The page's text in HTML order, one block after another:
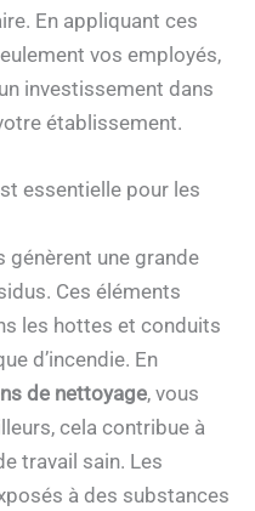
En appliquant ces
vos employés,
investissement dans
établissement.
essentielle pour les
génèrent une grande
Ces éléments
les hottes et conduits
d’incendie. En
de nettoyage, vous
cela contribue à
travail sain. Les
à des substances